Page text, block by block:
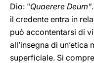
Dio: "Quaerere Deum"
il credente entra in
può accontentarsi di
all’insegna di
superficiale. Si